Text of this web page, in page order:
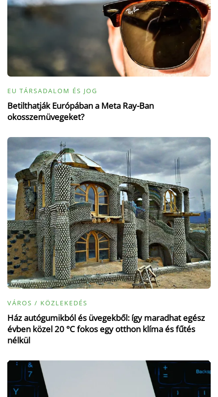
EU TÁRSADALOM ÉS JOG
Betilthatják Európában a Meta Ray-Ban
okosszemüvegeket?
VÁROS / KÖZLEKEDÉS
Ház autógumikból és üvegekből: így maradhat egész
évben közel 20 °C fokos egy otthon klíma és fűtés
nélkül